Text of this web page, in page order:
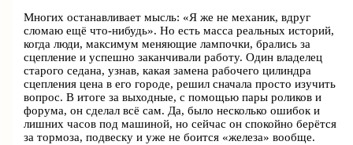
Многих останавливает мысль: «Я же не механик, вдруг
сломаю ещё что-нибудь». Но есть масса реальных историй,
когда люди, максимум меняющие лампочки, брались за
сцепление и успешно заканчивали работу. Один владелец
старого седана, узнав, какая замена рабочего цилиндра
сцепления цена в его городе, решил сначала просто изучить
вопрос. В итоге за выходные, с помощью пары роликов и
форума, он сделал всё сам. Да, было несколько ошибок и
лишних часов под машиной, но сейчас он спокойно берётся
за тормоза, подвеску и уже не боится «железа» вообще.